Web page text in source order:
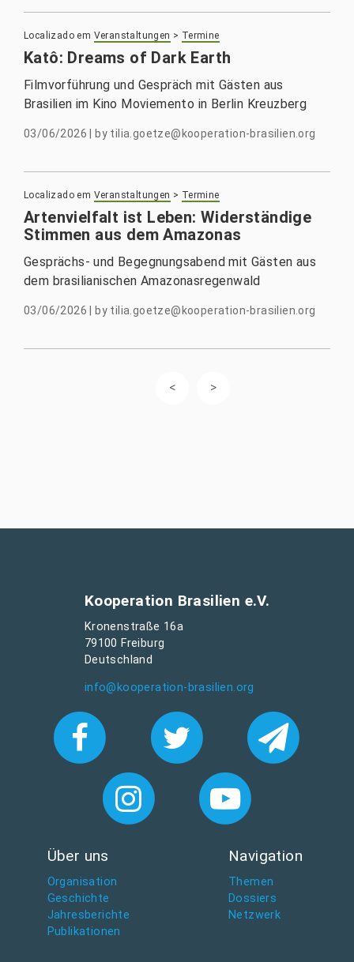
Localizado em Veranstaltungen > Termine
Katô: Dreams of Dark Earth
Filmvorführung und Gespräch mit Gästen aus
Brasilien im Kino Moviemento in Berlin Kreuzberg
03/06/2026 by tilia.goetze@kooperation-brasilien.org
Localizado em Veranstaltungen > Termine
Artenvielfalt ist Leben: Widerständige
Stimmen aus dem Amazonas
Gesprächs- und Begegnungsabend mit Gästen aus
dem brasilianischen Amazonasregenwald
03/06/2026 by tilia.goetze@kooperation-brasilien.org
Kooperation Brasilien e.V.
Kronenstraße 16a
79100 Freiburg
Deutschland
info@kooperation-brasilien.org
Über uns
Organisation
Geschichte
Jahresberichte
Publikationen
Navigation
Themen
Dossiers
Netzwerk